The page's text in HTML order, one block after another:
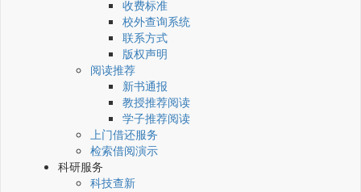
收费标准
校外查询系统
联系方式
版权声明
阅读推荐
新书通报
教授推荐阅读
学子推荐阅读
上门借还服务
检索借阅演示
科研服务
科技查新